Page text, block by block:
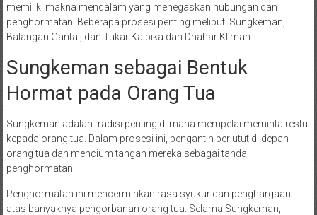
memiliki makna mendalam yang menegaskan hubungan dan
penghormatan. Beberapa prosesi penting meliputi Sungkeman,
Balangan Gantal, dan Tukar Kalpika dan Dhahar Klimah.
Sungkeman sebagai Bentuk
Hormat pada Orang Tua
Sungkeman adalah tradisi penting di mana mempelai meminta restu
kepada orang tua. Dalam prosesi ini, pengantin berlutut di depan
orang tua dan mencium tangan mereka sebagai tanda
penghormatan.
Penghormatan ini mencerminkan rasa syukur dan penghargaan
atas banyaknya pengorbanan orang tua. Selama Sungkeman,